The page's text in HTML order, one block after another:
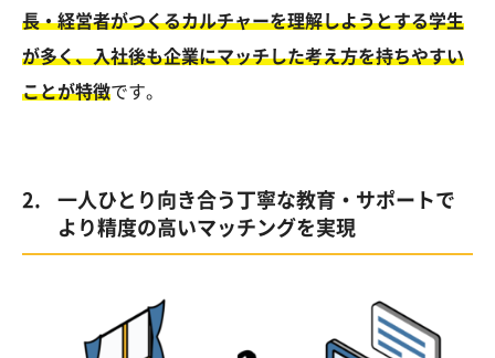
長・経営者がつくるカルチャーを理解しようとする学生
が多く、入社後も企業にマッチした考え方を持ちやすい
ことが特徴です。
一人ひとり向き合う丁寧な教育・サポートで
より精度の高いマッチングを実現